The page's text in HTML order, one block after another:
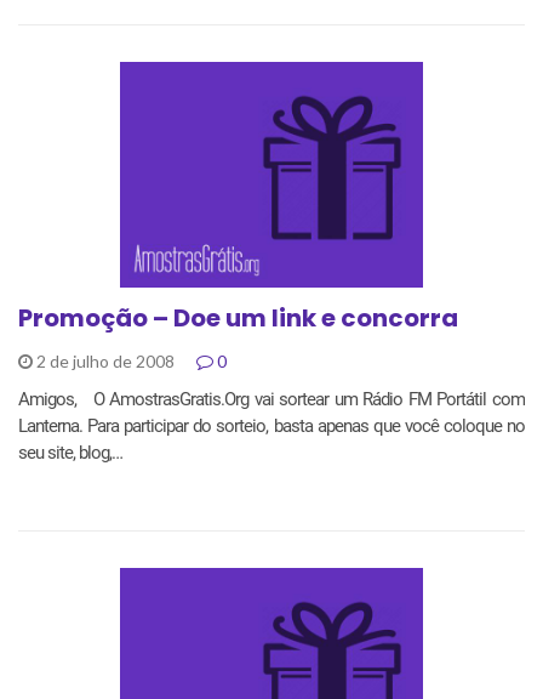
Promoção – Doe um link e concorra
2 de julho de 2008 0
Amigos, O AmostrasGratis.Org vai sortear um Rádio FM Portátil com
Lanterna. Para participar do sorteio, basta apenas que você coloque no
seu site, blog,…